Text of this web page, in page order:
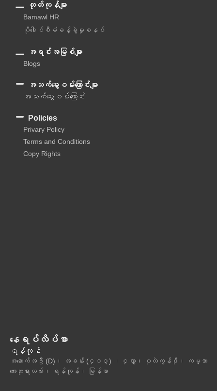
ထုတ်ကုန်များ
Bamawl HR
ဂိုဒေါင်စီမံခန့်ခွဲမှုစနစ်
အရင်းအမြစ်များ
Blogs
အသက်မွေးဝမ်းကြောင်းများ
အသက်မွေးဝမ်းကြောင်း
Policies
Privary Policy
Terms and Conditions
Copy Rights
နေရပ်လိပ်စာ
ရန်ကုန်
အဆောက်အဦ (D)၊ အခန်း (၄၁၃) ၊ ၄လွှာ၊ ပုလဲကွန်ဒို၊ ကမ္ဘာ
အေးဘုရားလမ်း၊ ရန်ကုန်၊ မြန်မာ